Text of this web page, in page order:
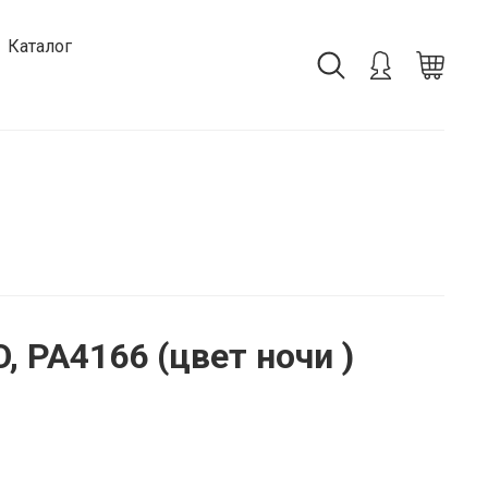
Каталог
PA4166 (цвет ночи )